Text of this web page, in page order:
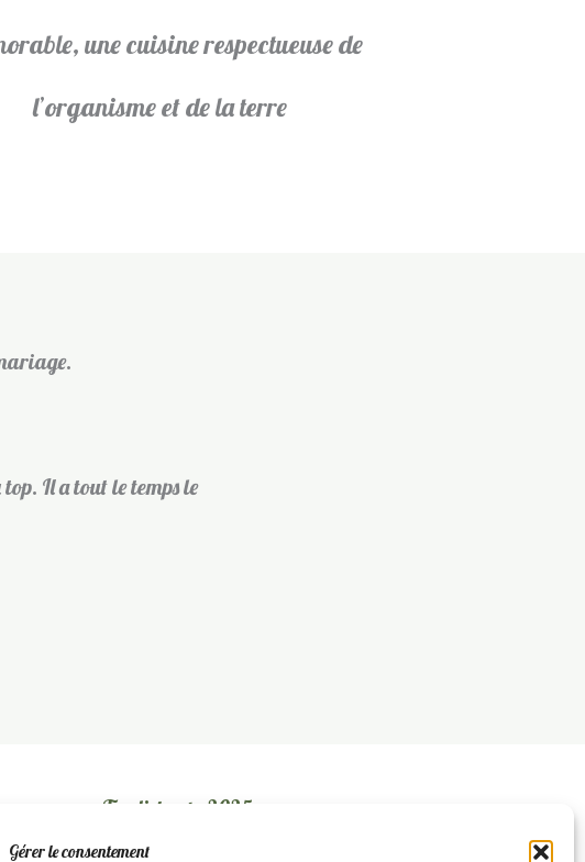
Gérer le consentement
une cuisine respectueuse de
l’organisme et de la terre
Il a tout le temps le
Tradistreet - 2025